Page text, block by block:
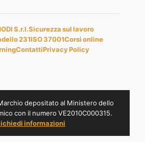
S.r.l.Sicurezza sul lavoro
231ISO 37001Corsi online
ContattiPrivacy Policy
depositato al Ministero dello
con il numero VE2010C000315.
informazioni